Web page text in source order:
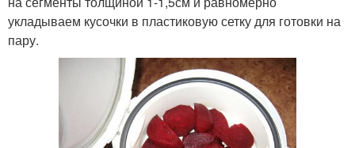
укладываем кусочки в пластиковую сетку для готовки на
пару.